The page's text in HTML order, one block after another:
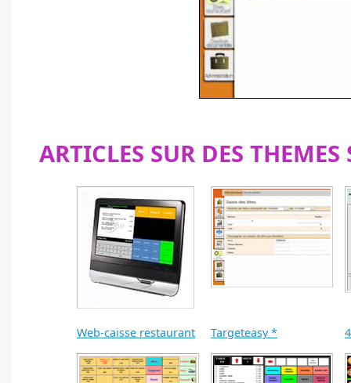
ARTICLES SUR DES
Web-caisse restaurant Targeteasy *